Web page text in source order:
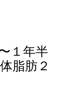
１年半
脂肪２